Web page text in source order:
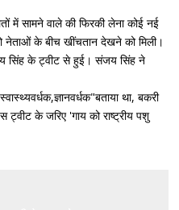
में सामने वाले की फिरकी लेना कोई नई
नेताओं के बीच खींचतान देखने को मिली।
सिंह के ट्वीट से हुई। संजय सिंह ने
था, बकरी
ट्वीट के जरिए 'गाय को राष्ट्रीय पशु